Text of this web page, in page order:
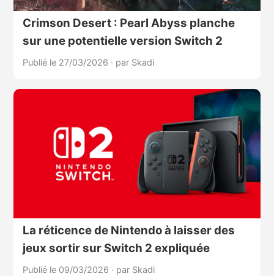
Crimson Desert : Pearl Abyss planche
sur une potentielle version Switch 2
Publié le 27/03/2026 · par Skadi
La réticence de Nintendo à laisser des
jeux sortir sur Switch 2 expliquée
Publié le 09/03/2026 · par Skadi